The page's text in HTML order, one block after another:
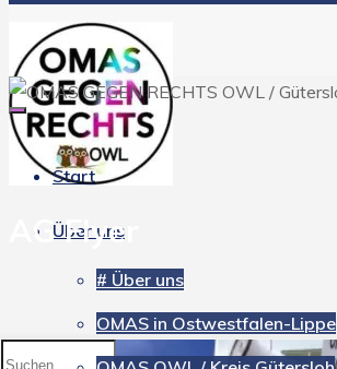
Start
Über uns
# Über uns
OMAS in Ostwestfalen-Lippe
AG Flyer